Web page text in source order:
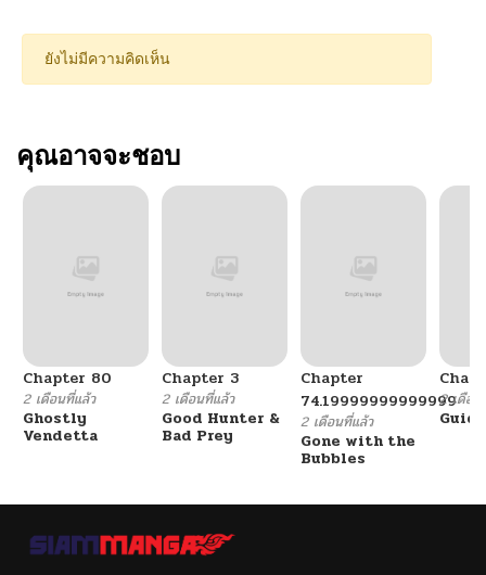
ยังไม่มีความคิดเห็น
คุณอาจจะชอบ
Chapter 80
2 เดือนที่แล้ว
Ghostly
Vendetta
Chapter 3
2 เดือนที่แล้ว
Good Hunter &
Bad Prey
Chapter
74.19999999999999
2 เดือนที่แล้ว
Gone with the
Bubbles
2 เดือน